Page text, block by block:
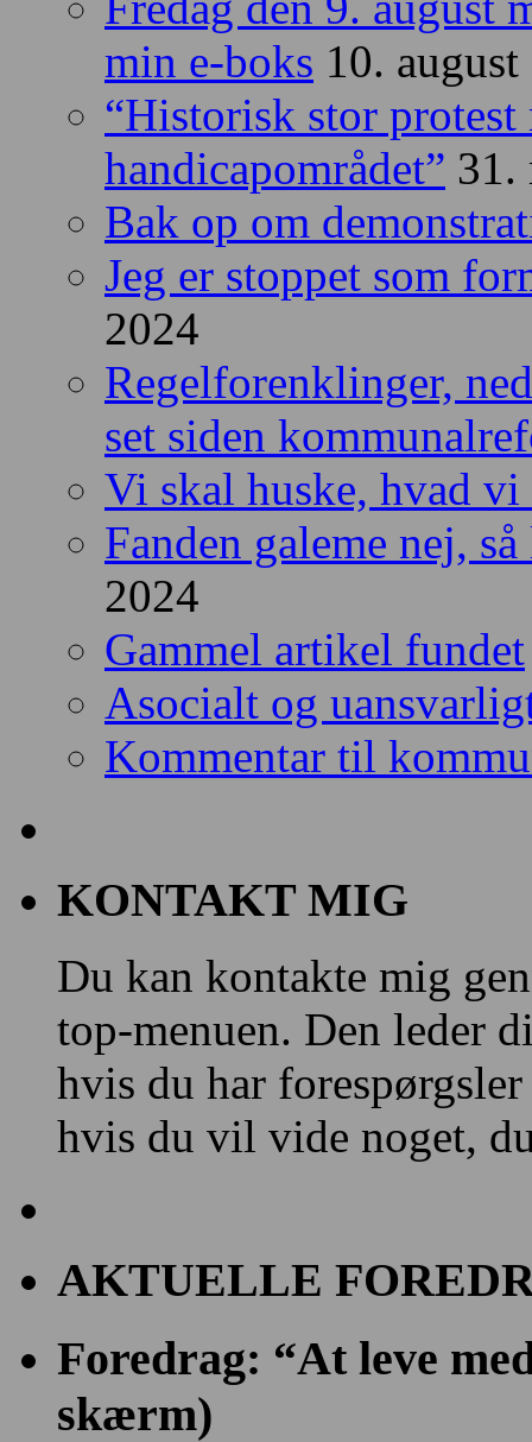
min e-boks 10.
“Historisk stor protest
handicapområdet” 31.
Bak op om
Jeg er stoppet som
2024
Regelforenklinger,
set siden
Vi skal huske, hvad
Fanden galeme nej,
2024
Gammel artikel fundet
Asocialt og
Kommentar til
KONTAKT MIG
Du kan kontakte mig
top-menuen. Den leder
hvis du har
hvis du vil vide noget,
AKTUELLE
Foredrag: “At leve
skærm)